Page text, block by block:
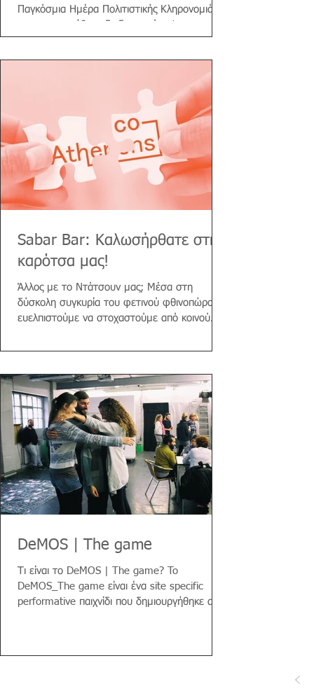
Παγκόσμια Ημέρα Πολιτιστικής Κληρονομιάς,
συνάντηση YEAST!
Sabar Bar: Καλωσήρθατε στην
καρότσα μας!
Άλλος με το Ντάτσουν μας; Μέσα στη
δύσκολη συγκυρία του φετινού φθινοπώρου,
ευελπιστούμε να στοχαστούμε από κοινού
DeMOS | The game
Τι είναι το DeMOS | The game? To
DeMOS_The game είναι ένα site specific
performative παιχνίδι που δημιουργήθηκε από